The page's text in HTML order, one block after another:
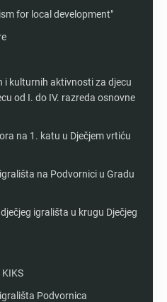
for local development"
i kulturnih aktivnosti za djecu
od I. do IV. razreda osnovne
na 1. katu u Dječjem vrtiću
na Podvornici u Gradu
igrališta u krugu Dječjeg
Podvornica